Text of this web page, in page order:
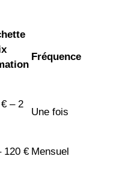
Fréquence
– 2
Une fois
120 € Mensuel